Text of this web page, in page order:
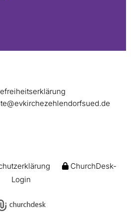
ChurchDesk-
Login